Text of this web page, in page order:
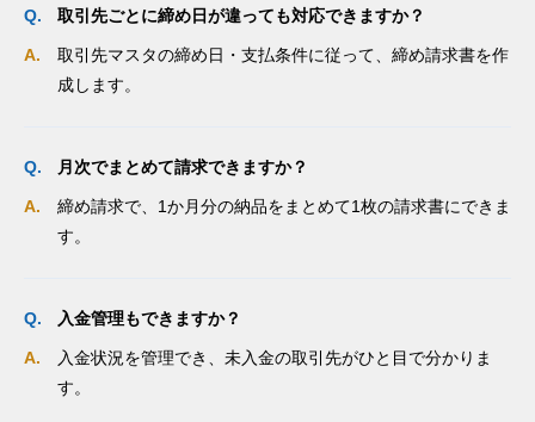
取引先ごとに締め日が違っても対応できますか？
取引先マスタの締め日・支払条件に従って、締め請求書を作
成します。
月次でまとめて請求できますか？
締め請求で、1か月分の納品をまとめて1枚の請求書にできま
す。
入金管理もできますか？
入金状況を管理でき、未入金の取引先がひと目で分かりま
す。